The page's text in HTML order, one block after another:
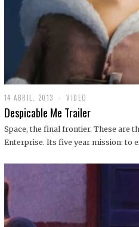
14 ABRIL, 2013
9
D
C
I
1
VIDEO
Despicable Me Trailer
Space, the final frontier. These are
Enterprise. Its five year mission: to